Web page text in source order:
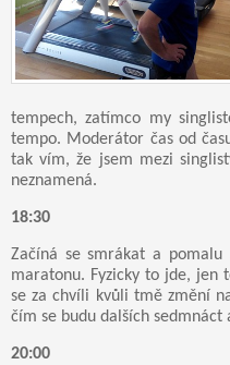
tempech, zatímco my
tempo. Moderátor čas od
tak vím, že jsem mezi
neznamená.
18:30
Začíná se smrákat a
maratonu. Fyzicky to jde, jen
se za chvíli kvůli tmě změní
čím se budu dalších sedmnáct
20:00